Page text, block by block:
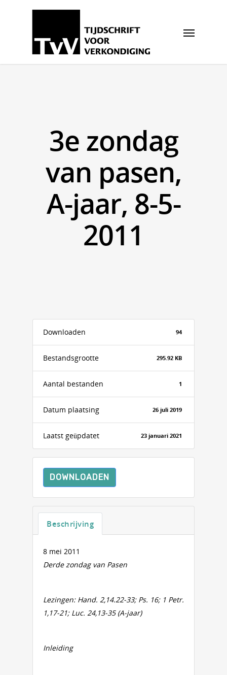
3e zondag
van pasen,
A-jaar, 8-5-
2011
Downloaden 94
Bestandsgrootte 295.92 KB
Aantal bestanden 1
Datum plaatsing 26 juli 2019
Laatst geüpdatet 23 januari 2021
DOWNLOADEN
Beschrijving
8 mei 2011
Derde zondag van Pasen
Lezingen: Hand. 2,14.22-33; Ps. 16; 1 Petr.
1,17-21; Luc. 24,13-35 (A-jaar)
Inleiding